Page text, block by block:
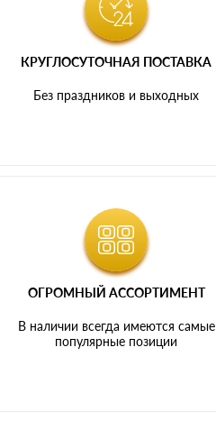
КРУГЛОСУТОЧНАЯ ПОСТАВКА
Без праздников и выходных
ОГРОМНЫЙ АССОРТИМЕНТ
В наличии всегда имеются самые
популярные позиции